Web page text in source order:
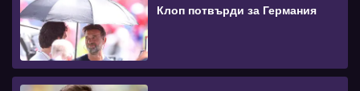
Клоп потвърди за Германия